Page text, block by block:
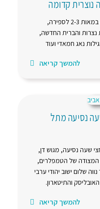
קדומה
רקע כללי לתנועה הגנוסטית שפרחה במאות 2-3 לספירה,
והברית החדשה,
נאג חמאדי ועוד
להמשך קריאה
נסיעה מתל
נסיעה, מגוש דן,
של הטמפלרים,
שלום ישוב יהודי ערבי
והתיטארון.
להמשך קריאה